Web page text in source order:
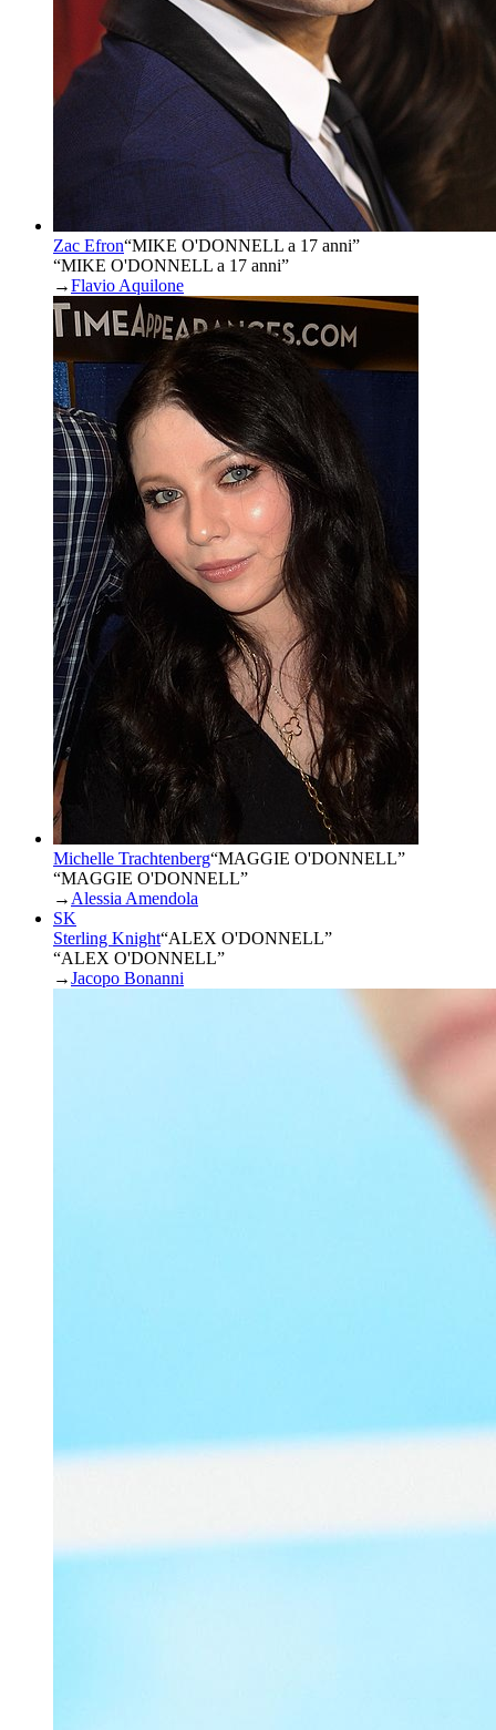
Zac Efron“MIKE O'DONNELL a 17 anni”
“MIKE O'DONNELL a 17 anni”
→Flavio Aquilone
Michelle Trachtenberg“MAGGIE O'DONNELL”
“MAGGIE O'DONNELL”
→ Alessia Amendola
SK
Sterling Knight“ALEX O'DONNELL”
“ALEX O'DONNELL”
→Jacopo Bonanni